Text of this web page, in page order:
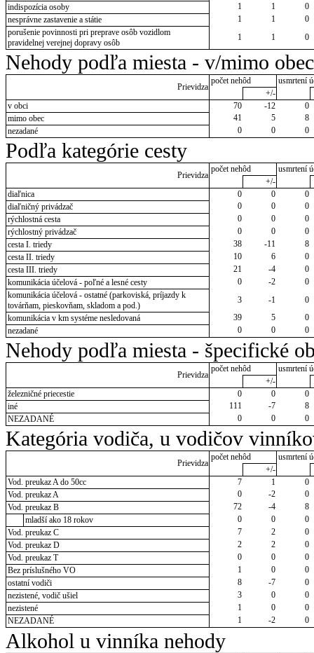
indispozícia osoby
1 1
0
nesprávne zastavenie a státie
1 1
0
porušenie povinnosti pri preprave osôb vozidlom
pravidelnej verejnej dopravy osôb
1 1 0
Nehody podľa miesta - v/mimo obec
Prievidza
počet nehôd
usmrtení
+/-
v obci
70 -12
0
mimo obec
41 5
8
nezadané
0 0 0
Podľa kategórie cesty
Prievidza
počet nehôd
usmrtení
+/-
diaľnica
0 0
0
diaľničný privádzač
0 0
0
rýchlostná cesta
0 0
0
rýchlostný privádzač
0 0
0
cesta I. triedy
38 -11
8
cesta II. triedy
10 6
0
cesta III. triedy
21 -4
0
komunikácia účelová - poľné a lesné cesty
0 -2
0
komunikácia účelová - ostatné (parkoviská, príjazdy k
továrňam, pieskovňam, skladom a pod.)
3 -1
0
komunikácia v km systéme nesledovaná
39 5
0
nezadané
0 0 0
Nehody podľa miesta - špecifické
Prievidza
počet nehôd
usmrtení
+/-
železničné priecestie
0 0
0
iné
111 -7
8
NEZADANÉ
0 0 0
Kategória vodiča, u vodičov
Prievidza
počet nehôd
usmrtení
+/-
Vod. preukaz A do 50cc
7 1
0
Vod. preukaz A
0 -2
0
Vod. preukaz B
72 -4
8
mladší ako 18 rokov
0 0
0
Vod. preukaz C
7 2
0
Vod. preukaz D
2 2
0
Vod. preukaz T
0 0
0
Bez príslušného VO
1 0
0
ostatní vodiči
8 -7
0
nezistené, vodič ušiel
3 0
0
nezistené
1 0
0
NEZADANÉ
1 -2 0
Alkohol u vinníka nehody